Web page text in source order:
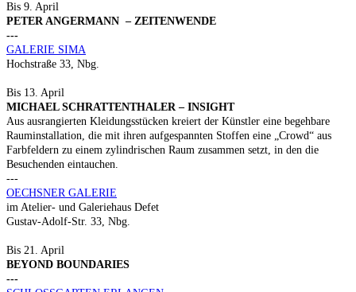
Bis 9. April
PETER ANGERMANN – ZEITENWENDE
---
GALERIE SIMA
Hochstraße 33, Nbg.
Bis 13. April
MICHAEL SCHRATTENTHALER – INSIGHT
Aus ausrangierten Kleidungsstücken kreiert der Künstler eine begehbare
Rauminstallation, die mit ihren aufgespannten Stoffen eine „Crowd“ aus
Farbfeldern zu einem zylindrischen Raum zusammen setzt, in den die
Besuchenden eintauchen.
---
OECHSNER GALERIE
im Atelier- und Galeriehaus Defet
Gustav-Adolf-Str. 33, Nbg.
Bis 21. April
BEYOND BOUNDARIES
---